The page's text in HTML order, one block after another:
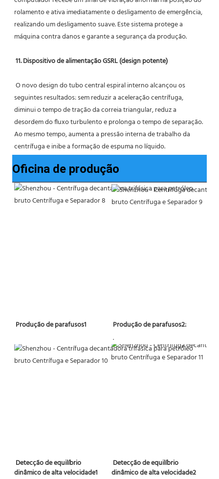
rolamento e ativa imediatamente o desligamento de emergência,
realizando um desligamento suave. Este sistema protege a
máquina contra danos e garante a segurança da produção.
11. Dispositivo de alimentação GSRL (design potente)
seguintes resultados: sem reduzir a aceleração centrífuga,
diminui o tempo de tração da correia triangular, reduz a
desordem do fluxo turbulento e prolonga o tempo de separação.
Ao mesmo tempo, aumenta a pressão interna de trabalho da
centrífuga e inibe a formação de espuma no líquido.
Oficina de produção
Produção de parafusos1
Produção de parafusos2:
.
dinâmico de alta velocidade1
Detecção de equilíbrio
dinâmico de alta velocidade2